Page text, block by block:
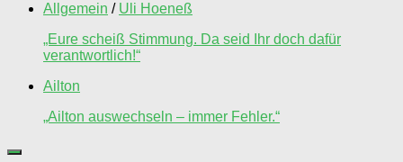
Allgemein / Uli Hoeneß
„Eure scheiß Stimmung. Da seid Ihr doch dafür
verantwortlich!“
Ailton
„Ailton auswechseln – immer Fehler.“